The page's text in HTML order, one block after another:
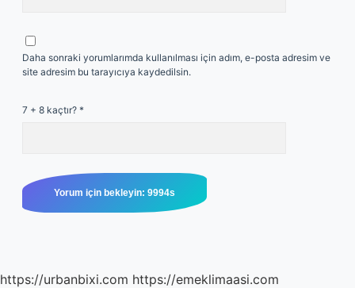
Daha sonraki yorumlarımda kullanılması için adım, e-posta adresim ve
site adresim bu tarayıcıya kaydedilsin.
7 + 8 kaçtır? *
https://urbanbixi.com https://emeklimaasi.com